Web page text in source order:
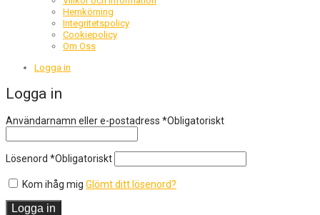
Hemkörning
Integritetspolicy
Cookiepolicy
Om Oss
Logga in
Logga in
Användarnamn eller e-postadress *Obligatoriskt
Lösenord *Obligatoriskt
Kom ihåg mig Glömt ditt lösenord?
Logga in